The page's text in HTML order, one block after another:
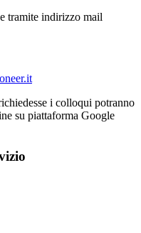
tramite indirizzo mail
i colloqui potranno
su piattaforma Google